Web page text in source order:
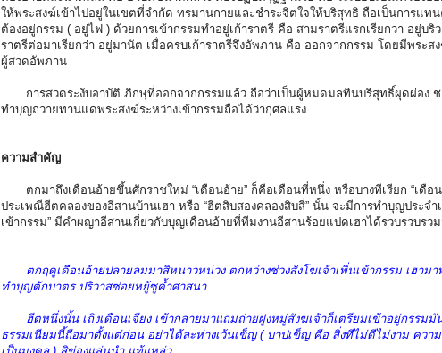
ให้พระสงฆ์เข้าไปอยู่ในเขตที่จำกัด ทรมานกายและชำระจิตใจให้บริสุทธิ ถือเป็นการแท
ต้องอยู่กรรม ( อยู่ไฟ ) ด้วยการเข้ากรรมทำอยู่เก้าราตรี คือ สามราตรีแรกเรียกว่า อยู่บริ
ราตรีต่อมาเรียกว่า อยู่มานัต เมื่อครบเก้าราตรีจึงอัพภาน คือ ออกจากกรรม โดยมีพระส
ผู้สวดอัพภาน
การสวดระงับอาบัติ ภิกษุที่ออกจากกรรมแล้ว ถือว่าเป็นผู้หมดมลทินบริสุทธิ์ผุดผ่อง ช
ทำบุญถวายทานแด่พระสงฆ์ระหว่างเข้ากรรมถือได้ว่ากุศลแรง
ความสำคัญ
ตกมาถึงเดือนอ้ายขึ้นศักราชใหม่ “เดือนอ้าย” ก็คือเดือนที่หนึ่ง หรือบางทีเรียก “เดือน
ประเพณีฮีตคลองของอีสานบ้านเฮา หรือ “ฮีตสิบสองคลองสิบสี่” นั้น จะมีการทำบุญประจ
เข้ากรรม” มีคำผญาอีสานเกี่ยวกับบุญเดือนอ้ายที่ทีมงานอีสานร้อยแปดเฮาได้รวบรวบรว
ตกฤดูเดือนอ้ายปลายลมมาสิหนาวหน่วง ตกหว่างช่วงสังโฆเจ้าเพิ่นเข้ากรรม เฮาม
ทำบุญตักบาตร ปริวาสซ่อยหยู้ซูค้ำศาสนา
ฮีตหนึ่งนั้น เถิงเดือนเจียง เข้ากลายมาแถมถ่ายฝูงหมู่สังฆเจ้าก็เตรียมเข้าอยู่กรรมมั
ธรรมเนียมนี้ถือมาตั้งแต่ก่อน อย่าได้ละห่างเว้นเข็ญ ( บาปเข็ญ คือ สิ่งที่ไม่ดีไม่งาม ควา